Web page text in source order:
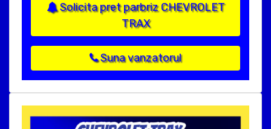
Solicita pret parbriz CHEVROLET
TRAX
Suna vanzatorul